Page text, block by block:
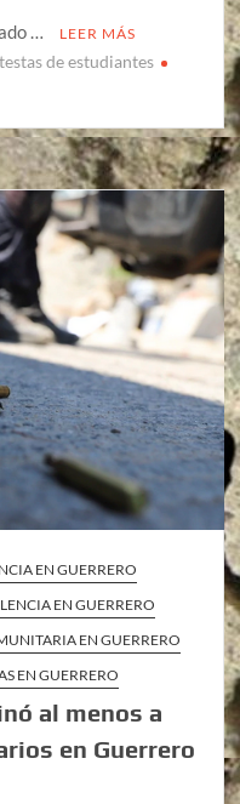
…
LEER MÁS
de estudiantes
EN GUERRERO
EN GUERRERO
EN GUERRERO
EN GUERRERO
al menos a
en Guerrero